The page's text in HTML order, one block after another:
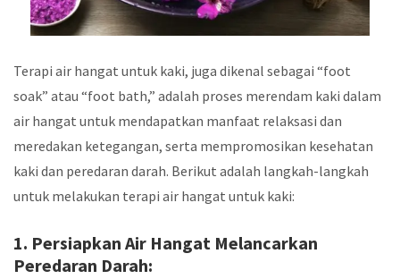
Terapi air hangat untuk kaki, juga dikenal sebagai “foot
soak” atau “foot bath,” adalah proses merendam kaki dalam
air hangat untuk mendapatkan manfaat relaksasi dan
meredakan ketegangan, serta mempromosikan kesehatan
kaki dan peredaran darah. Berikut adalah langkah-langkah
untuk melakukan terapi air hangat untuk kaki:
1. Persiapkan Air Hangat Melancarkan
Peredaran Darah: